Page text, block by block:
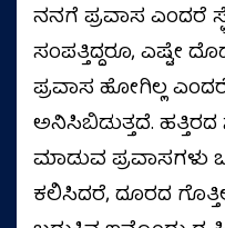
ನನಗೆ ಪ್ರವಾಸ ಎಂದರೆ
ಸಂಪತ್ತಿದ್ದರೂ, ಎಷ್ಟೇ
ಪ್ರವಾಸ ಹೋಗಿಲ್ಲ
ಅನಿಸಿಬಿಡುತ್ತದೆ. ಹತ್ತಿರದ
ಮಾಡುವ ಪ್ರವಾಸಗಳು
ಕಲಿಸಿದರೆ, ದೂರದ